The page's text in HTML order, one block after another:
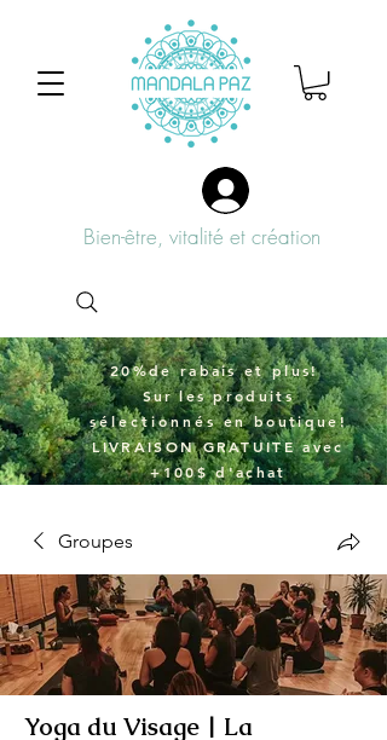
Bien-être, vitalité et création
20%de rabais et plus!
Surles produits
sélectionnésen boutique!
LIVRAISON GRATUITE avec
+100$ d'achat
Groupes
Yoga du Visage | La